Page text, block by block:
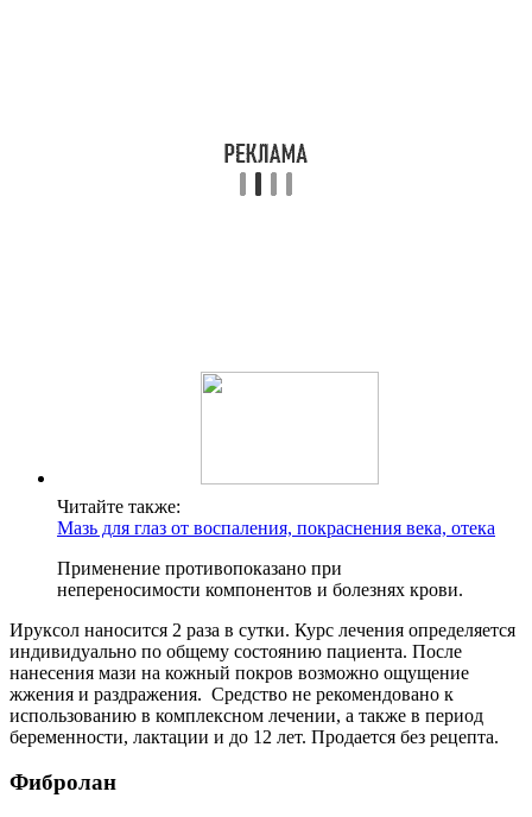
Читайте также:
Мазь для глаз от воспаления, покраснения века, отека
Применение противопоказано при
непереносимости компонентов и болезнях крови.
Ируксол наносится 2 раза в сутки. Курс лечения определяется
индивидуально по общему состоянию пациента. После
нанесения мази на кожный покров возможно ощущение
жжения и раздражения. Средство не рекомендовано к
использованию в комплексном лечении, а также в период
беременности, лактации и до 12 лет. Продается без рецепта.
Фибролан